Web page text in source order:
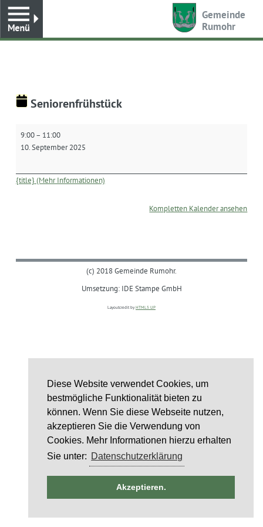
Diese Website verwendet Cookies, um
bestmögliche Funktionalität bieten zu
können. Wenn Sie diese Webseite nutzen,
akzeptieren Sie die Verwendung von
Cookies. Mehr Informationen hierzu erhalten
Sie unter: Datenschutzerklärung
Akzeptieren.
Gemeinde
Rumohr
Seniorenfrühstück
9:00– 11:00
10. September 2025
{title} (Mehr Informationen)
Kompletten Kalender ansehen
(c) 2018 Gemeinde Rumohr.
Umsetzung: IDE Stampe GmbH
Layoutcredit by HTML5 UP